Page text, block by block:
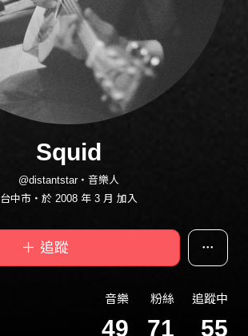
Squid
@distantstar・音樂人
台中市・於 2008 年 3 月 加入
＋ 追蹤
音樂
49
粉絲
71
追蹤中
55